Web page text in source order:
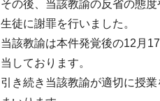
その後、当該教諭の反省の態
生徒に謝罪を行いました。
当該教諭は本件発覚後の12月
当しております。
引き続き当該教諭が適切に授